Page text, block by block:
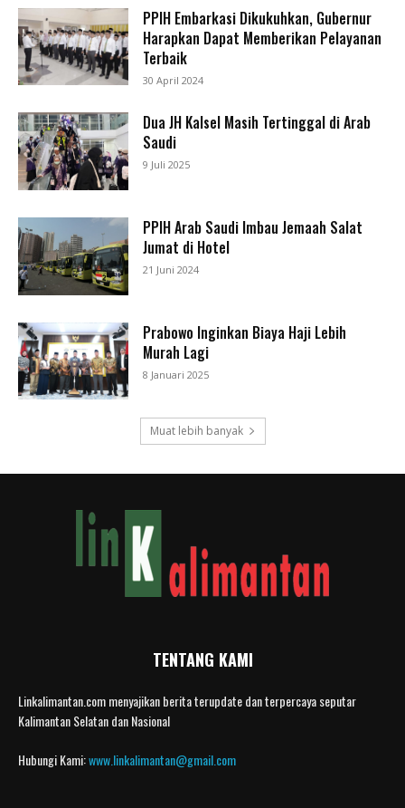
PPIH Embarkasi Dikukuhkan, Gubernur
Harapkan Dapat Memberikan Pelayanan
Terbaik
30 April 2024
Dua JH Kalsel Masih Tertinggal di Arab
Saudi
9 Juli 2025
PPIH Arab Saudi Imbau Jemaah Salat
Jumat di Hotel
21 Juni 2024
Prabowo Inginkan Biaya Haji Lebih
Murah Lagi
8 Januari 2025
Muat lebih banyak
TENTANG KAMI
Linkalimantan.com menyajikan berita terupdate dan terpercaya seputar
Kalimantan Selatan dan Nasional
Hubungi Kami:www.linkalimantan@gmail.com